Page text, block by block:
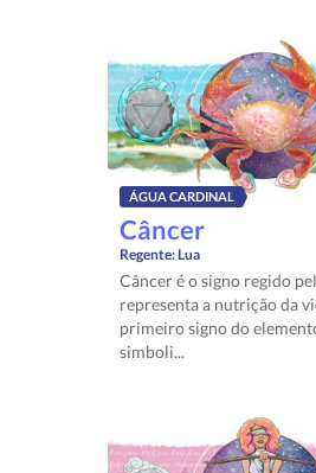
ÁGUA CARDINAL
Câncer
Regente:Lua
Câncer é o signo regido
representa a nutrição da
primeiro signo do
simboli...